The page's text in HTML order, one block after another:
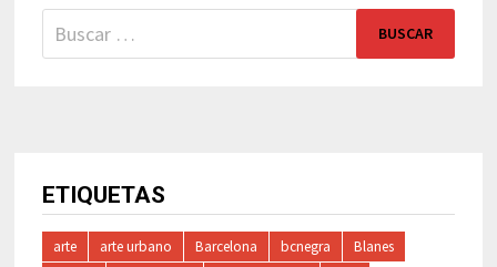
Buscar:
ETIQUETAS
arte arte urbano Barcelona bcnegra Blanes